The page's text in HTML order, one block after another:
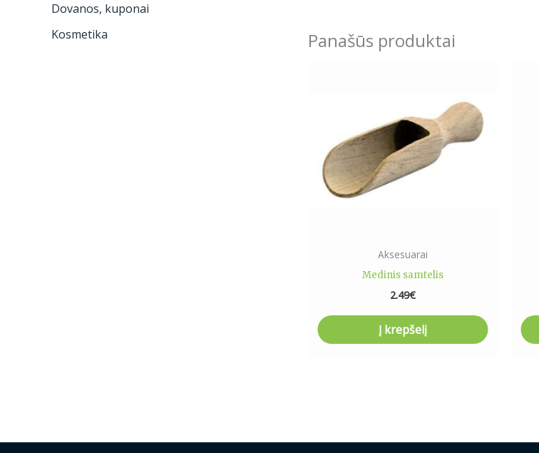
Dovanos, kuponai
Kosmetika
Panašūs produktai
Aksesuarai
Medinis samtelis
2.49€
Į krepšelį